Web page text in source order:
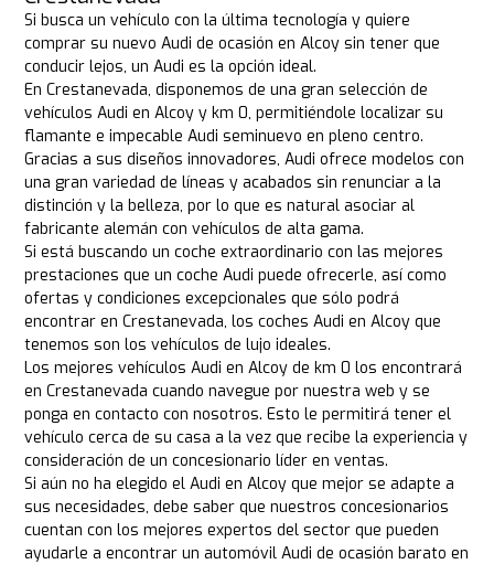
Si busca un vehículo con la última tecnología y quiere
comprar su nuevo Audi de ocasión en Alcoy sin tener que
conducir lejos, un Audi es la opción ideal.
En Crestanevada, disponemos de una gran selección de
vehículos Audi en Alcoy y km 0, permitiéndole localizar su
flamante e impecable Audi seminuevo en pleno centro.
Gracias a sus diseños innovadores, Audi ofrece modelos con
una gran variedad de líneas y acabados sin renunciar a la
distinción y la belleza, por lo que es natural asociar al
fabricante alemán con vehículos de alta gama.
Si está buscando un coche extraordinario con las mejores
prestaciones que un coche Audi puede ofrecerle, así como
ofertas y condiciones excepcionales que sólo podrá
encontrar en Crestanevada, los coches Audi en Alcoy que
tenemos son los vehículos de lujo ideales.
Los mejores vehículos Audi en Alcoy de km 0 los encontrará
en Crestanevada cuando navegue por nuestra web y se
ponga en contacto con nosotros. Esto le permitirá tener el
vehículo cerca de su casa a la vez que recibe la experiencia y
consideración de un concesionario líder en ventas.
Si aún no ha elegido el Audi en Alcoy que mejor se adapte a
sus necesidades, debe saber que nuestros concesionarios
cuentan con los mejores expertos del sector que pueden
ayudarle a encontrar un automóvil Audi de ocasión barato en